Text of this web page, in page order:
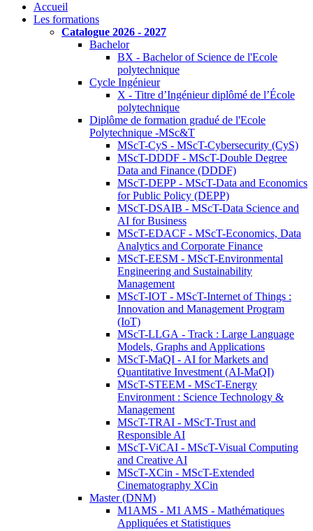
Accueil
Les formations
Catalogue 2026 - 2027
Bachelor
BX - Bachelor of Science de l'Ecole
polytechnique
Cycle Ingénieur
X - Titre d’Ingénieur diplômé de l’École
polytechnique
Diplôme de formation gradué de l'Ecole
Polytechnique -MSc&T
MScT-CyS - MScT-Cybersecurity (CyS)
MScT-DDDF - MScT-Double Degree
Data and Finance (DDDF)
MScT-DEPP - MScT-Data and Economics
for Public Policy (DEPP)
MScT-DSAIB - MScT-Data Science and
AI for Business
MScT-EDACF - MScT-Economics, Data
Analytics and Corporate Finance
MScT-EESM - MScT-Environmental
Engineering and Sustainability
Management
MScT-IOT - MScT-Internet of Things :
Innovation and Management Program
(IoT)
MScT-LLGA - Track : Large Language
Models, Graphs and Applications
MScT-MaQI - AI for Markets and
Quantitative Investment (AI-MaQI)
MScT-STEEM - MScT-Energy
Environment : Science Technology &
Management
MScT-TRAI - MScT-Trust and
Responsible AI
MScT-ViCAI - MScT-Visual Computing
and Creative AI
MScT-XCin - MScT-Extended
Cinematography XCin
Master (DNM)
M1AMS - M1 AMS - Mathématiques
Appliquées et Statistiques